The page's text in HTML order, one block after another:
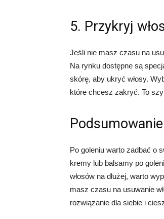
5. Przykryj
Jeśli nie masz czasu na
Na rynku dostępne są
skórę, aby ukryć włosy.
które chcesz zakryć. To
Podsumowanie
Po goleniu warto zadbać o
kremy lub balsamy po
włosów na dłużej, warto
masz czasu na usuwanie
rozwiązanie dla siebie i